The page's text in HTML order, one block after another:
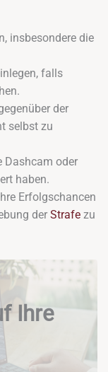
insbesondere die
falls
der
selbst zu
Dashcam oder
haben.
Erfolgschancen
der Strafe zu
Ihre